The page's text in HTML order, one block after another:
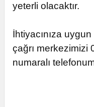
yeterli olacaktır.
İhtiyacınıza
çağrı merkezimizi
numaralı